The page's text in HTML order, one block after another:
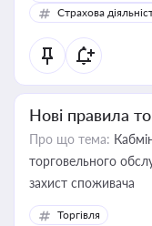
Страхова
Нові правила
Про що тема:
торговельного
захист споживача
Торгівля